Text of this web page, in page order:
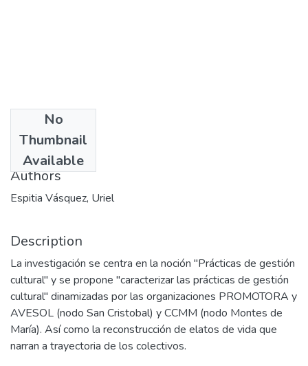
No
Thumbnail
Available
2008
Authors
Espitia Vásquez, Uriel
Description
La investigación se centra en la noción "Prácticas de gestión
cultural" y se propone "caracterizar las prácticas de gestión
cultural" dinamizadas por las organizaciones PROMOTORA y
AVESOL (nodo San Cristobal) y CCMM (nodo Montes de
María). Así como la reconstrucción de elatos de vida que
narran a trayectoria de los colectivos.